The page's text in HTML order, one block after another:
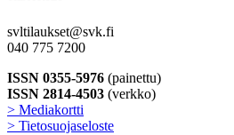
svltilaukset@svk.fi
040 775 7200
ISSN 0355-5976 (painettu)
ISSN 2814-4503 (verkko)
> Mediakortti
> Tietosuojaseloste